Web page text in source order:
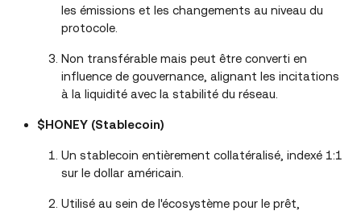
les émissions et les changements au niveau du
protocole.
Non transférable mais peut être converti en
influence de gouvernance, alignant les incitations
à la liquidité avec la stabilité du réseau.
$HONEY (Stablecoin)
Un stablecoin entièrement collatéralisé, indexé 1:1
sur le dollar américain.
Utilisé au sein de l'écosystème pour le prêt,